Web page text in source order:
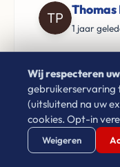
1 jaar
Leon van Leco
prettige
en zorgt dat
Zeker een goed
Wij respecteren
gebruikerservaring
(uitsluitend na uw
cookies. Opt-in
Weigeren
Verstuur